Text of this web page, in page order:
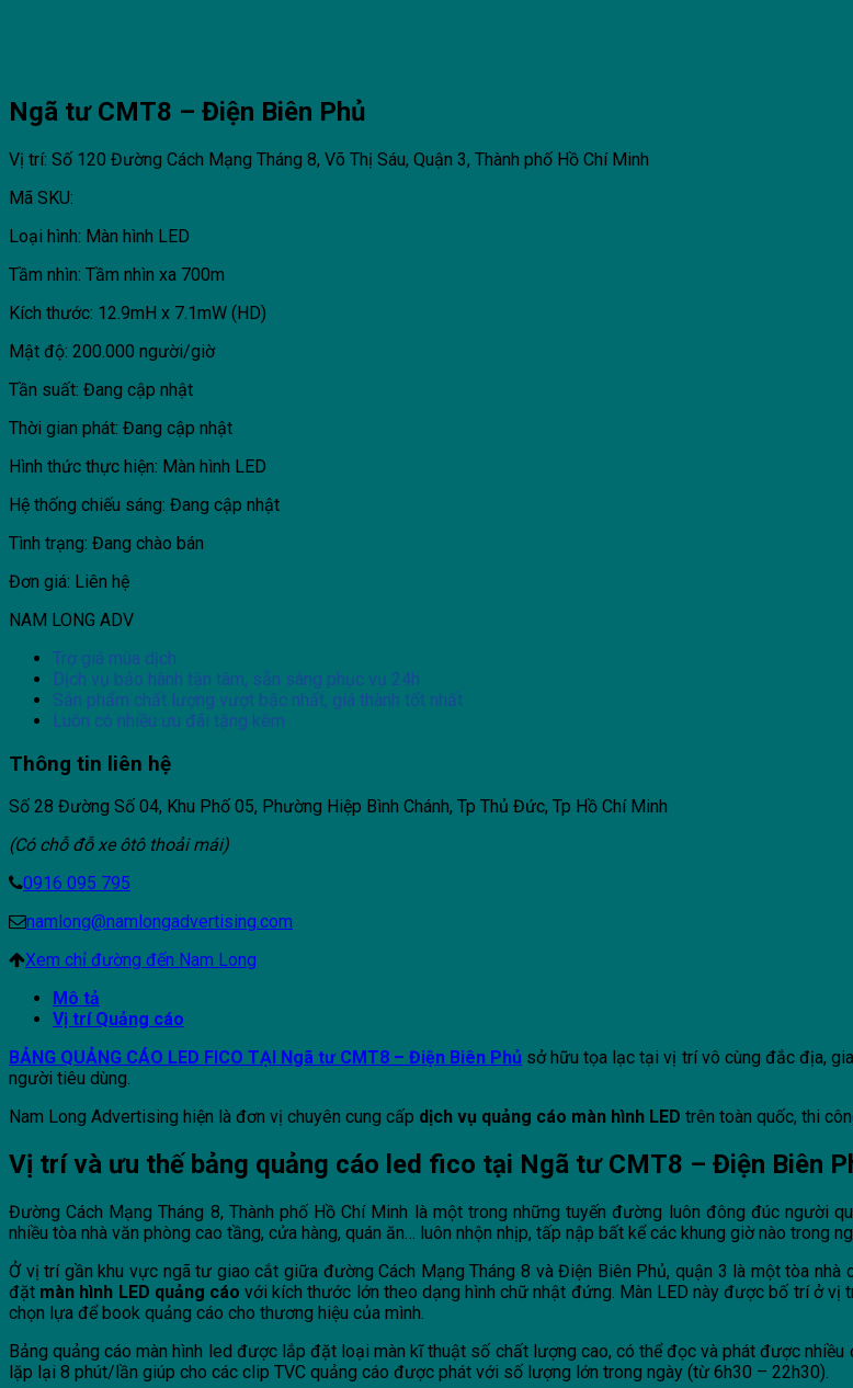
Ngã tư CMT8 – Điện Biên Phủ
Vị trí: Số 120 Đường Cách Mạng Tháng 8, Võ Thị Sáu, Quận 3, Thành phố Hồ Chí Minh
Mã SKU:
Loại hình: Màn hình LED
Tầm nhìn: Tầm nhìn xa 700m
Kích thước: 12.9mH x 7.1mW (HD)
Mật độ: 200.000 người/giờ
Tần suất: Đang cập nhật
Thời gian phát: Đang cập nhật
Hình thức thực hiện: Màn hình LED
Hệ thống chiếu sáng: Đang cập nhật
Tình trạng: Đang chào bán
Đơn giá: Liên hệ
NAM LONG ADV
Trợ giá mùa dịch
Dịch vụ bảo hành tận tâm, sẵn sàng phục vụ 24h
Sản phẩm chất lượng vượt bậc nhất, giá thành tốt nhất
Luôn có nhiều ưu đãi tặng kèm
Thông tin liên hệ
Số 28 Đường Số 04, Khu Phố 05, Phường Hiệp Bình Chánh, Tp Thủ Đức, Tp Hồ Chí Minh
(Có chỗ đỗ xe ôtô thoải mái)
0916 095 795
namlong@namlongadvertising.com
Xem chỉ đường đến Nam Long
Mô tả
Vị trí Quảng cáo
BẢNG QUẢNG CÁO LED FICO TẠI Ngã tư CMT8 – Điện Biên Phủ sở hữu tọa lạc tại vị trí vô cùng đắc địa,
người tiêu dùng.
Nam Long Advertising hiện là đơn vị chuyên cung cấp dịch vụ quảng cáo màn hình LED trên toàn quốc, thi
Vị trí và ưu thế bảng quảng cáo led fico tại Ngã tư CMT8 – Điện Biên
Đường Cách Mạng Tháng 8, Thành phố Hồ Chí Minh là một trong những tuyến đường luôn đông đúc người
nhiều tòa nhà văn phòng cao tầng, cửa hàng, quán ăn… luôn nhộn nhịp, tấp nập bất kể các khung giờ nào trong
Ở vị trí gần khu vực ngã tư giao cắt giữa đường Cách Mạng Tháng 8 và Điện Biên Phủ, quận 3 là một tòa
đặt màn hình LED quảng cáo với kích thước lớn theo dạng hình chữ nhật đứng. Màn LED này được bố trí ở vị
chọn lựa để book quảng cáo cho thương hiệu của mình.
Bảng quảng cáo màn hình led được lắp đặt loại màn kĩ thuật số chất lượng cao, có thể đọc và phát được
lặp lại 8 phút/lần giúp cho các clip TVC quảng cáo được phát với số lượng lớn trong ngày (từ 6h30 – 22h30).